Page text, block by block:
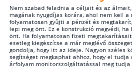
Bejelentkezés
Nem szabad feladnia a céljait és az
magának nyugdíjas korára, ahol nem kell
folyamatosan gyűjti a pénzét és
lepi meg önt. Ez e konstrukció megvédi,
önt. Ha folyamatosan fizeti
esetleg kiegészítse a már meglévő
gondolja, hogy itt az ideje. Nagyon széles
segítséget megkaphat ahhoz, hogy el
árfolyam monitorszolgáltatással meg